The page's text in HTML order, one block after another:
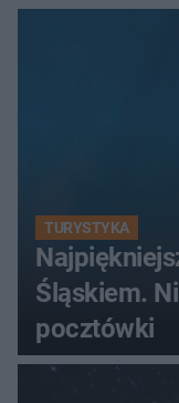
TURYSTYKA
Śląskiem.
pocztówki